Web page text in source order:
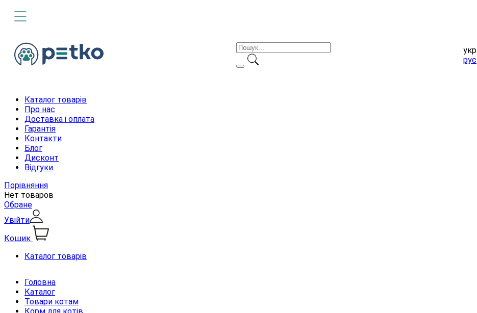
укр
рус
Каталог товарів
Про нас
Доставка і оплата
Гарантія
Контакти
Блог
Дисконт
Відгуки
Порівняння
Нет товаров
Обране
Увійти
Кошик
Каталог товарів
Головна
Каталог
Товари котам